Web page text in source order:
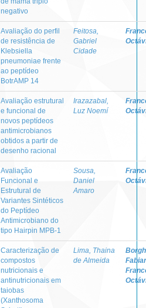
negativo
Avaliação do perfil
de resistência de
Klebsiella
pneumoniae frente
ao peptídeo
BotrAMP 14
Feitosa,
Gabriel
Cidade
Avaliação estrutural
e funcional de
novos peptídeos
antimicrobianos
obtidos a partir de
desenho racional
Irazazabal,
Luz Noemí
Avaliação
Funcional e
Estrutural de
Variantes Sintéticos
do Peptídeo
Antimicrobiano do
tipo Hairpin MPB-1
Sousa,
Daniel
Amaro
Caracterização de
compostos
nutricionais e
antinutricionais em
taiobas
(Xanthosoma
Lima, Thaina
de Almeida